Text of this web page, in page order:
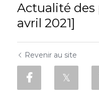
Actualité des
avril 2021]
Revenir au site